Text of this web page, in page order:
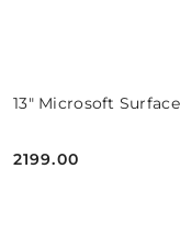
13" Microsoft Surface
Cena:
2199.00